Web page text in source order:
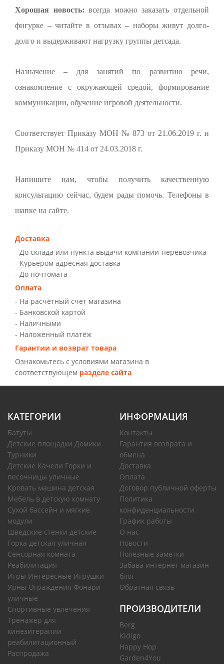
Хорошая новость:всегда можно заказать отдельной
фигурке – читайте в отзывах – наборы живут долго-
долго и выдерживают нагрузку группы детсада.
Назначение – для занятий по развитию речи,
ознакомление с окружающей средой, формирование
коммуникации, обучение игровой деятельности.
Соответствует Приказу МОН № 873 от 21.06.2019 г. и
Приказу МОН № 414 от 24.03.2018 г.
Напишите нам, чтобы получить качественную
консультацию сейчас, будем рады помочь. Телефоны в
шапке на сайте.
Доставка
- До склада или пункта выдачи компании-перевозчика
- Курьером адресная доставка
- До почтомата
Оплата
- На расчётный счет магазина
- Банковской картой
- Наличными
- Наложенный платёж
Гарантии и возврат товара
Ознакомьтесь с условиями магазина в
соответствующем разделе сайта
КАТЕГОРИИ
Батуты
Детские площадки Домики
Турники
Детские Качели Горки и
песочницы уличные
Кровать машина детская
Мебель в детскую комнату
Сухой бассейн и мягкие
модули
Шведские стенки детские
Горка детская уличная
Сенсорная комната
Реабилитация
Игры Интересные Игрушки
Урны Ограждения Фонари
уличные
Спортивные увлечения
Тренажер для
кинезитерапии
реабилитационный
Распродажа
ИНФОРМАЦИЯ
Контакты
Гарантия возврата и
обмена
Доставка
Оплата
Договор публичной оферты
Политика
конфиденциальности
График работы
О нас
Новости
Полезные заметки
Забава интернет магазин -
блог
Обратная связь
ПРОИЗВОДИТЕЛИ
Berg
Kidigo
Happy Hop
Garden4You